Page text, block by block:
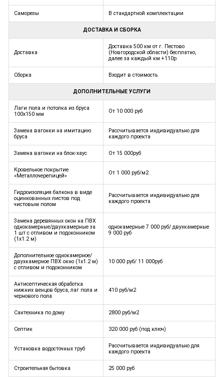
Саморезы В стандартной комплектации
ДОСТАВКА И СБОРКА
Доставка
Доставка 500 км от г. Пестово
(Новгородской области) бесплатно,
далее за каждый км +110р
Сборка Входит в стоимость
ДОПОЛНИТЕЛЬНЫЕ УСЛУГИ
Лаги пола и потолка из бруса
100х150 мм
От 10 000 руб
Замена вагонки на имитацию
бруса
Рассчитывается индивидуально для
каждого проекта
Замена вагонки на блок-хаус От 15 000руб
Кровельное покрытие
«Металлочерепицей»
От 1 000 руб/м2
Гидроизоляция балкона в виде
оцинкованных листов под
чистовым полом
Рассчитывается индивидуально для
каждого проекта
Замена деревянных окон на ПВХ
однокамерные/двухкамерные за
1 шт с отливом и подоконником
(1х1.2 м)
однокамерные 7 000 руб/ двухкамерные
9 000 руб
Дополнительное однокамерное/
двухкамерное ПВХ окно (1х1.2 м)
с отливом и подоконником
10 000 руб/ 11 000руб
Антисептическая обработка
нижних венцов бруса, лаг пола и
чернового пола
410 руб/м2
Сантехника по дому 2800 руб/м2
Септик 320 000 руб (под ключ)
Установка водосточных труб
Рассчитывается индивидуально для
каждого проекта
Строительная бытовка 25 000 руб